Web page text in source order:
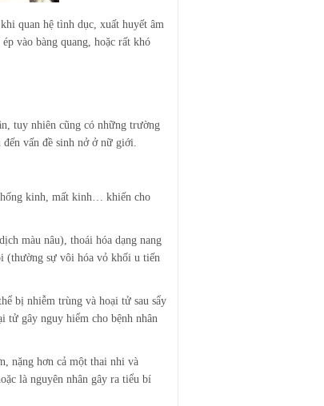
quan hệ tình dục, xuất huyết âm
vào bàng quang, hoặc rất khó
tuy nhiên cũng có những trường
vấn đề sinh nở ở nữ giới.
kinh, mất kinh… khiến cho
màu nâu), thoái hóa dạng nang
(thường sự vôi hóa vỏ khối u tiến
bị nhiễm trùng và hoại tử sau sẩy
tử gây nguy hiểm cho bệnh nhân
nặng hơn cả một thai nhi và
là nguyên nhân gây ra tiểu bí